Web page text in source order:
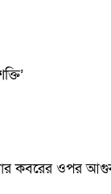
কবরের ওপর